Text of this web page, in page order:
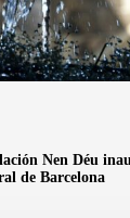
Nen Déu
de Barcelona